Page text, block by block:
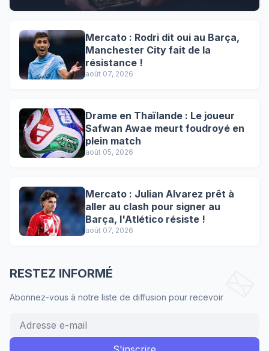
Mercato : Rodri dit oui au Barça,
Manchester City fait de la
résistance !
août 07, 2026
Drame en Thaïlande : Le joueur
Safwan Awae meurt foudroyé en
plein match
août 05, 2026
Mercato : Julian Alvarez prêt à
aller au clash pour signer au
Barça, l'Atlético résiste !
août 07, 2026
RESTEZ INFORMÉ
Abonnez-vous à notre liste de diffusion pour recevoir